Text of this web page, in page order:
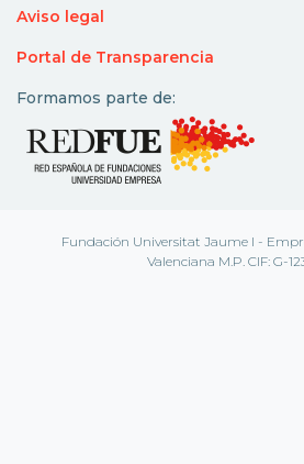
Aviso legal
Portal de Transparencia
Formamos parte de:
Fundación Universitat Jaume I -
Valenciana M.P. CIF: G-